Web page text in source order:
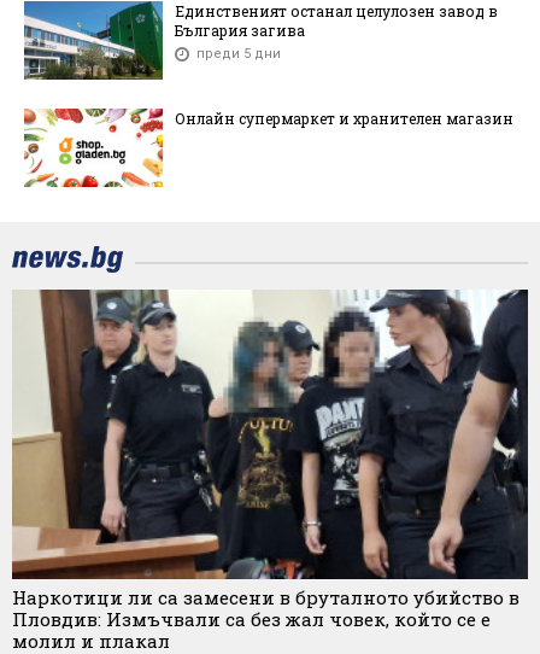
Единственият останал целулозен завод в
България загива
преди 5 дни
Онлайн супермаркет и хранителен магазин
Наркотици ли са замесени в бруталното убийство в
Пловдив: Измъчвали са без жал човек, който се е
молил и плакал